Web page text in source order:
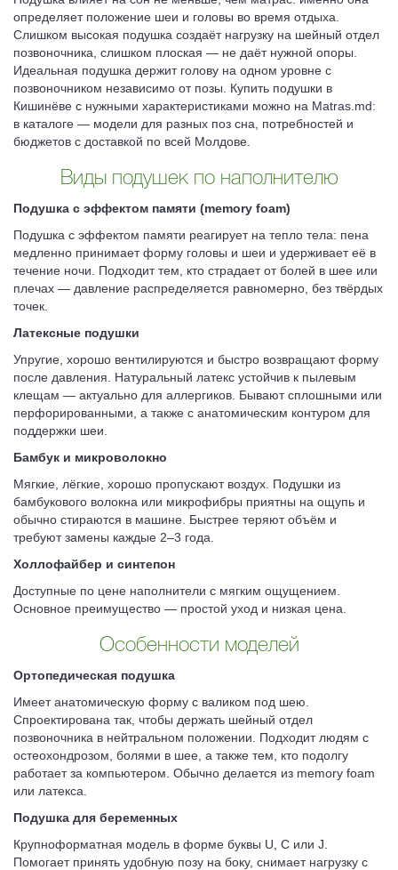
определяет положение шеи и головы во время отдыха.
Слишком высокая подушка создаёт нагрузку на шейный отдел
позвоночника, слишком плоская — не даёт нужной опоры.
Идеальная подушка держит голову на одном уровне с
позвоночником независимо от позы. Купить подушки в
Кишинёве с нужными характеристиками можно на Matras.md:
в каталоге — модели для разных поз сна, потребностей и
бюджетов с доставкой по всей Молдове.
Виды подушек по наполнителю
Подушка с эффектом памяти (memory foam)
Подушка с эффектом памяти реагирует на тепло тела: пена
медленно принимает форму головы и шеи и удерживает её в
течение ночи. Подходит тем, кто страдает от болей в шее или
плечах — давление распределяется равномерно, без твёрдых
точек.
Латексные подушки
Упругие, хорошо вентилируются и быстро возвращают форму
после давления. Натуральный латекс устойчив к пылевым
клещам — актуально для аллергиков. Бывают сплошными или
перфорированными, а также с анатомическим контуром для
поддержки шеи.
Бамбук и микроволокно
Мягкие, лёгкие, хорошо пропускают воздух. Подушки из
бамбукового волокна или микрофибры приятны на ощупь и
обычно стираются в машине. Быстрее теряют объём и
требуют замены каждые 2–3 года.
Холлофайбер и синтепон
Доступные по цене наполнители с мягким ощущением.
Основное преимущество — простой уход и низкая цена.
Особенности моделей
Ортопедическая подушка
Имеет анатомическую форму с валиком под шею.
Спроектирована так, чтобы держать шейный отдел
позвоночника в нейтральном положении. Подходит людям с
остеохондрозом, болями в шее, а также тем, кто подолгу
работает за компьютером. Обычно делается из memory foam
или латекса.
Подушка для беременных
Крупноформатная модель в форме буквы U, C или J.
Помогает принять удобную позу на боку, снимает нагрузку с